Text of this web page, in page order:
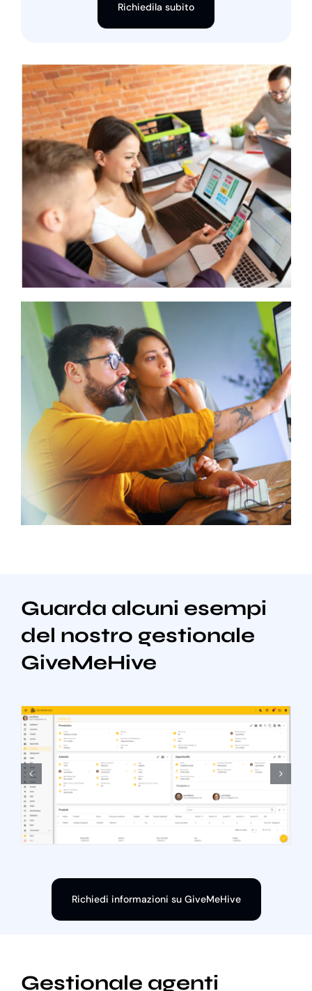
Richiedila subito
Guarda alcuni esempi
del nostro gestionale
GiveMeHive
Richiedi informazioni su GiveMeHive
Gestionale agenti